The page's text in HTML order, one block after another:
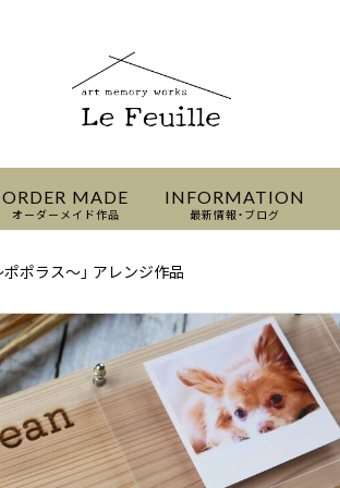
ORDER MADE
オーダーメイド作品
INFORMATION
最新情報・ブログ
ポポラス〜」 アレンジ作品